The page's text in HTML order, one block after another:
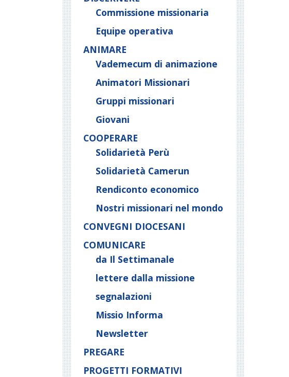
Commissione missionaria
Equipe operativa
ANIMARE
Vademecum di animazione
Animatori Missionari
Gruppi missionari
Giovani
COOPERARE
Solidarietà Perù
Solidarietà Camerun
Rendiconto economico
Nostri missionari nel mondo
CONVEGNI DIOCESANI
COMUNICARE
da Il Settimanale
lettere dalla missione
segnalazioni
Missio Informa
Newsletter
PREGARE
PROGETTI FORMATIVI